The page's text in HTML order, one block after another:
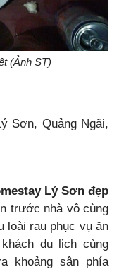
(Ảnh ST)
Sơn, Quảng Ngãi,
Lý Sơn đẹp
trước nhà vô cùng
loài rau phục vụ ăn
du lịch cùng
khoảng sân phía